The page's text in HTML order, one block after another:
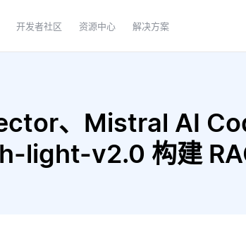
开发者社区 资源中心 解决方案
、Mistral AI
light-v2.0 构建